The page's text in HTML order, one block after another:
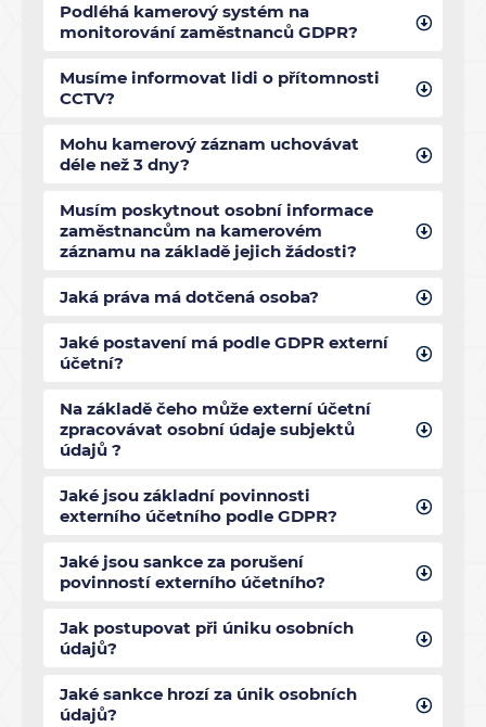
Podléhá kamerový systém na
monitorování zaměstnanců GDPR?
Musíme informovat lidi o přítomnosti
CCTV?
Mohu kamerový záznam uchovávat
déle než 3 dny?
Musím poskytnout osobní informace
zaměstnancům na kamerovém
záznamu na základě jejich žádosti?
Jaká práva má dotčená osoba?
Jaké postavení má podle GDPR externí
účetní?
Na základě čeho může externí účetní
zpracovávat osobní údaje subjektů
údajů ?
Jaké jsou základní povinnosti
externího účetního podle GDPR?
Jaké jsou sankce za porušení
povinností externího účetního?
Jak postupovat při úniku osobních
údajů?
Jaké sankce hrozí za únik osobních
údajů?